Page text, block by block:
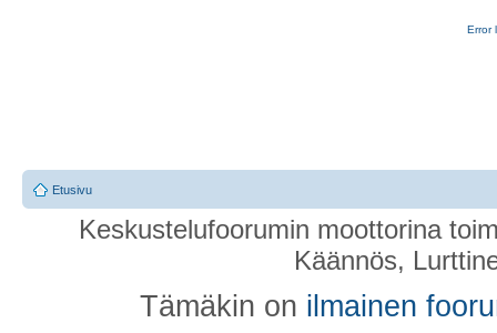
Error
Etusivu
Keskustelufoorumin moottorina
Käännös,
Tämäkin on ilmainen